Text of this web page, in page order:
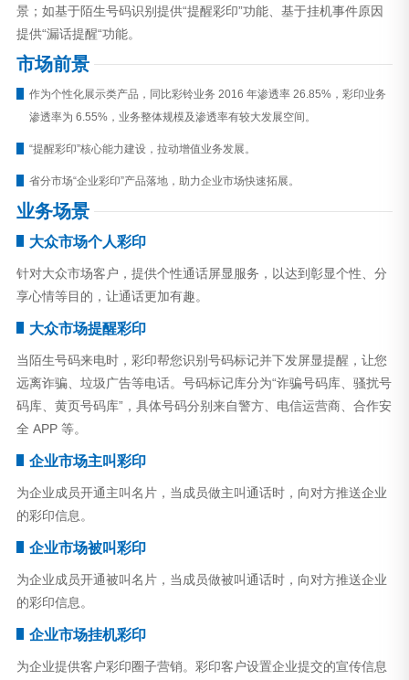
景；如基于陌生号码识别提供“提醒彩印”功能、基于挂机事件原因
提供“漏话提醒“功能。
市场前景
作为个性化展示类产品，同比彩铃业务 2016 年渗透率 26.85%，彩印业务
渗透率为 6.55%，业务整体规模及渗透率有较大发展空间。
“提醒彩印”核心能力建设，拉动增值业务发展。
省分市场“企业彩印”产品落地，助力企业市场快速拓展。
业务场景
大众市场个人彩印
针对大众市场客户，提供个性通话屏显服务，以达到彰显个性、分
享心情等目的，让通话更加有趣。
大众市场提醒彩印
当陌生号码来电时，彩印帮您识别号码标记并下发屏显提醒，让您
远离诈骗、垃圾广告等电话。号码标记库分为“诈骗号码库、骚扰号
码库、黄页号码库”，具体号码分别来自警方、电信运营商、合作安
全 APP 等。
企业市场主叫彩印
为企业成员开通主叫名片，当成员做主叫通话时，向对方推送企业
的彩印信息。
企业市场被叫彩印
为企业成员开通被叫名片，当成员做被叫通话时，向对方推送企业
的彩印信息。
企业市场挂机彩印
为企业提供客户彩印圈子营销。彩印客户设置企业提交的宣传信息